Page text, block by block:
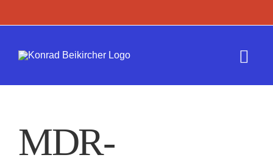
Inhalt
MDR-